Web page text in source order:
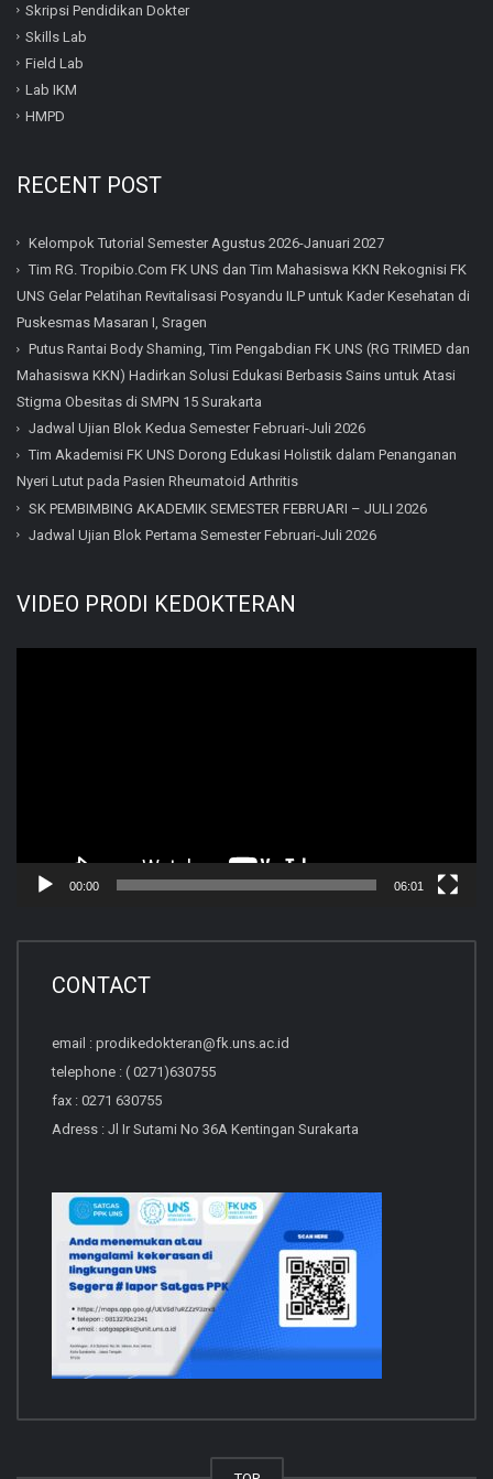
Skripsi Pendidikan Dokter
Skills Lab
Field Lab
Lab IKM
HMPD
RECENT POST
Kelompok Tutorial Semester Agustus 2026-Januari 2027
Tim RG. Tropibio.Com FK UNS dan Tim Mahasiswa KKN Rekognisi FK
UNS Gelar Pelatihan Revitalisasi Posyandu ILP untuk Kader Kesehatan di
Puskesmas Masaran I, Sragen
Putus Rantai Body Shaming, Tim Pengabdian FK UNS (RG TRIMED dan
Mahasiswa KKN) Hadirkan Solusi Edukasi Berbasis Sains untuk Atasi
Stigma Obesitas di SMPN 15 Surakarta
Jadwal Ujian Blok Kedua Semester Februari-Juli 2026
Tim Akademisi FK UNS Dorong Edukasi Holistik dalam Penanganan
Nyeri Lutut pada Pasien Rheumatoid Arthritis
SK PEMBIMBING AKADEMIK SEMESTER FEBRUARI – JULI 2026
Jadwal Ujian Blok Pertama Semester Februari-Juli 2026
VIDEO PRODI KEDOKTERAN
00:00 06:01
CONTACT
email : prodikedokteran@fk.uns.ac.id
telephone : ( 0271)630755
fax : 0271 630755
Adress : Jl Ir Sutami No 36A Kentingan Surakarta